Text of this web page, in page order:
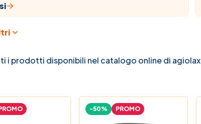
C
i prodotti disponibili nel catalogo online di agiolax
-50% PROMO